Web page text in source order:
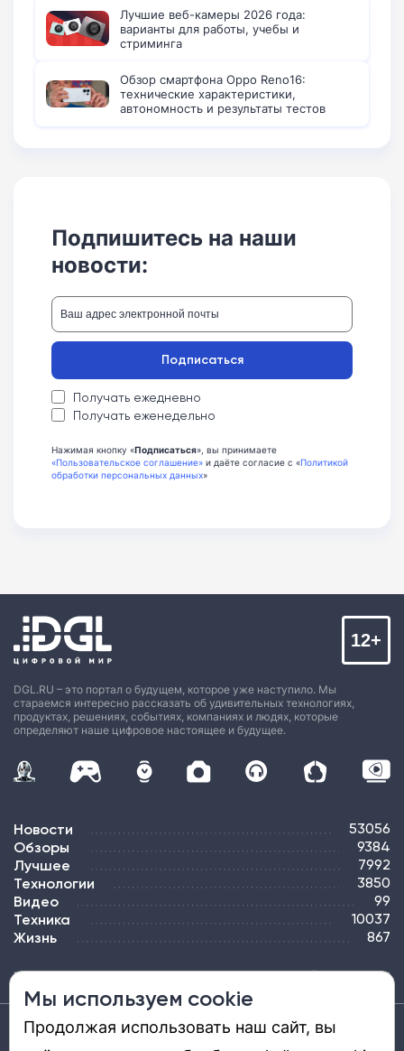
Лучшие веб-камеры 2026 года:
варианты для работы, учебы и
стриминга
Обзор смартфона Oppo Reno16:
технические характеристики,
автономность и результаты тестов
Подпишитесь на наши
новости:
Получать ежедневно
Получать еженедельно
Подписаться
Нажимая кнопку «Подписаться», вы принимаете
«Пользовательское соглашение» и даёте согласие с «Политикой
обработки персональных данных»
DGL.RU – это портал о будущем, которое уже наступило. Мы
стараемся интересно рассказать об удивительных технологиях,
продуктах, решениях, событиях, компаниях и людях, которые
определяют наше цифровое настоящее и будущее.
12+
Новости 53056
Обзоры 9384
Лучшее 7992
Технологии 3850
Видео 99
Техника 10037
Жизнь 867
ПОДПИСКА РЕКЛАМА КОНТАКТЫ КАРТА САЙТА ТЭГИ
Средство массовой информации «DGL.RU — Цифровой мир» (www.dgl.ru).
Реестровая запись средства массовой информации (СМИ) сетевого издания ЭЛ №
Мы используем cookie
Продолжая использовать наш сайт, вы